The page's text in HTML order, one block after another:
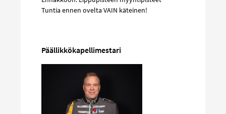
Tuntia ennen ovelta VAIN käteinen!
Päällikkökapellimestari